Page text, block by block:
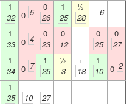
1
32 0 5
0
26
1
25
½
28
- 6
1
33 0 4
0
23
0
12
0
25
0
27
1
34 0 7
1
25
½
3
+
18
1
10 0 2
1
35
-
10
-
27